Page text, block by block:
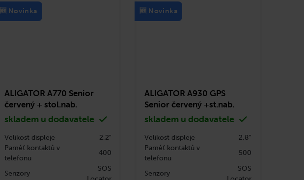
🆕 Novinka
ALIGATOR A770 Senior
červený + stol.nab.
skladem u dodavatele
Velikost displeje
2,2"
Paměť kontaktů v
telefonu
400
Senzory
SOS
🆕 Novinka
ALIGATOR A930 GPS
Senior červený +st.nab.
skladem u dodavatele
Velikost displeje
2,8"
Paměť kontaktů v
telefonu
500
Senzory
SOS